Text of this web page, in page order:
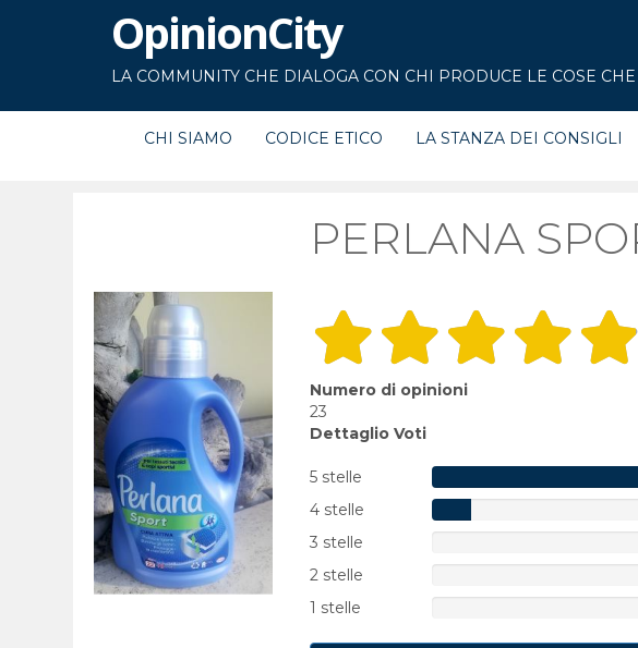
OpinionCity
LA COMMUNITY CHE DIALOGA CON CHI PRODUCE LE COSE
CHI SIAMO CODICE ETICO LA STANZA DEI CONSIGLI
PERLANA
Numero di opinioni
23
Dettaglio Voti
5 stelle
4 stelle
3 stelle
2 stelle
1 stelle